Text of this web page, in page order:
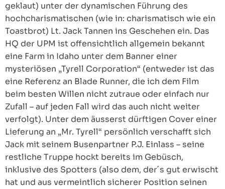
geklaut) unter der dynamischen Führung des
hochcharismatischen (wie in: charismatisch wie ein
Toastbrot) Lt. Jack Tannen ins Geschehen ein. Das
HQ der UPM ist offensichtlich allgemein bekannt
eine Farm in Idaho unter dem Banner einer
mysteriösen „Tyrell Corporation“ (entweder ist das
eine Referenz an Blade Runner, die ich dem Film
beim besten Willen nicht zutraue oder einfach nur
Zufall – auf jeden Fall wird das auch nicht weiter
verfolgt). Unter dem äusserst dürftigen Cover einer
Lieferung an „Mr. Tyrell“ persönlich verschafft sich
Jack mit seinem Busenpartner P.J. Einlass – seine
restliche Truppe hockt bereits im Gebüsch,
inklusive des Spotters (also dem, der´s gut erwischt
hat und aus vermeintlich sicherer Position seinen